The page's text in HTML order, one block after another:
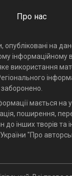
Про нас
опубліковані на
інформаційному
використання
мається на
поширення,
інших творів та
"Про